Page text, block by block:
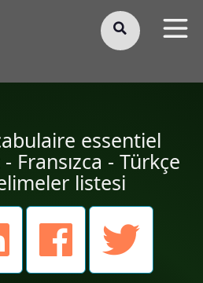
essentiel
Fransızca - Türkçe
listesi